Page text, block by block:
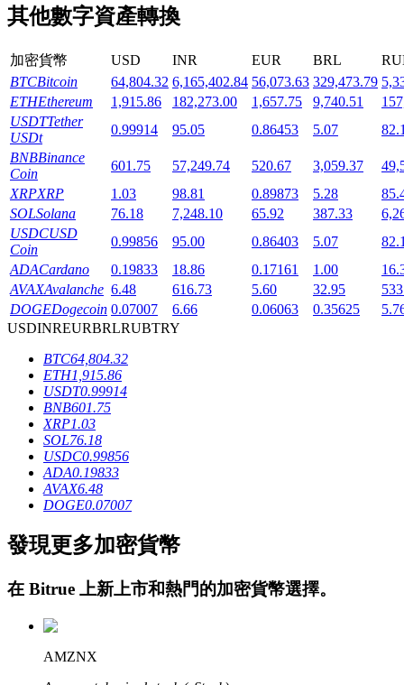
一鍵質押鎖定高收益
Launchpool
活期質押獲得熱門資產
鎖倉BTR
輕鬆獲得多重福利
借貸寶
其他數字資產轉換
加密貨幣 USD INR EUR BRL
BTCBitcoin 64,804.32 6,165,402.84 56,073.63 329,473.79
ETHEthereum 1,915.86 182,273.00 1,657.75 9,740.51
USDTTether
USDt
0.99914 95.05 0.86453 5.07
BNBBinance
Coin
601.75 57,249.74 520.67 3,059.37
XRPXRP 1.03 98.81 0.89873 5.28
SOLSolana 76.18 7,248.10 65.92 387.33
USDCUSD
Coin
0.99856 95.00 0.86403 5.07
ADACardano 0.19833 18.86 0.17161 1.00
AVAXAvalanche 6.48 616.73 5.60 32.95
DOGEDogecoin 0.07007 6.66 0.06063 0.35625
USDINREURBRLRUBTRY
BTC64,804.32
ETH1,915.86
USDT0.99914
BNB601.75
XRP1.03
SOL76.18
USDC0.99856
ADA0.19833
AVAX6.48
DOGE0.07007
發現更多加密貨幣
在 Bitrue 上新上市和熱門的加密貨幣選擇。
AMZNX